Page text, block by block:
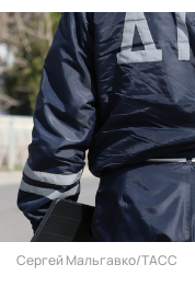
Сергей Мальгавко/ТАСС